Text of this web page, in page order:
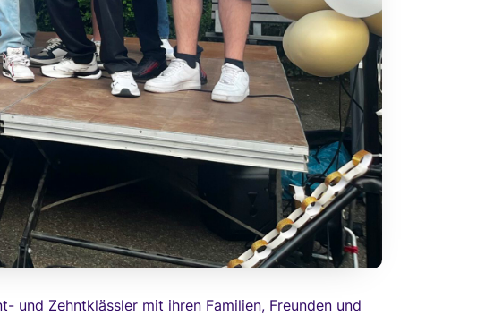
und Zehntklässler mit ihren Familien, Freunden und